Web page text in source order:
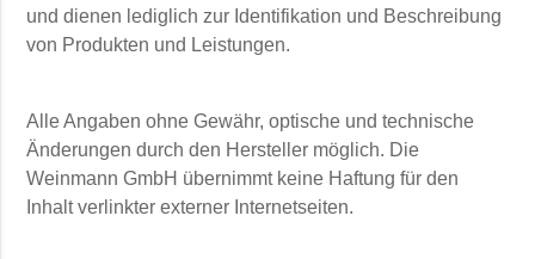
und dienen lediglich zur Identifikation und Beschreibung
von Produkten und Leistungen.
Alle Angaben ohne Gewähr, optische und technische
Änderungen durch den Hersteller möglich. Die
Weinmann GmbH übernimmt keine Haftung für den
Inhalt verlinkter externer Internetseiten.